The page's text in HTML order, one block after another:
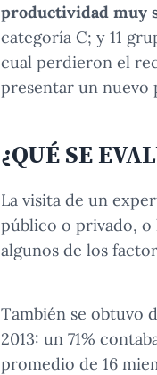
productividad muy
categoría C; y 11
cual perdieron el
presentar un nuevo
¿QUÉ SE
La visita de un
público o privado, o
algunos de los
También se obtuvo
2013: un 71%
promedio de 16